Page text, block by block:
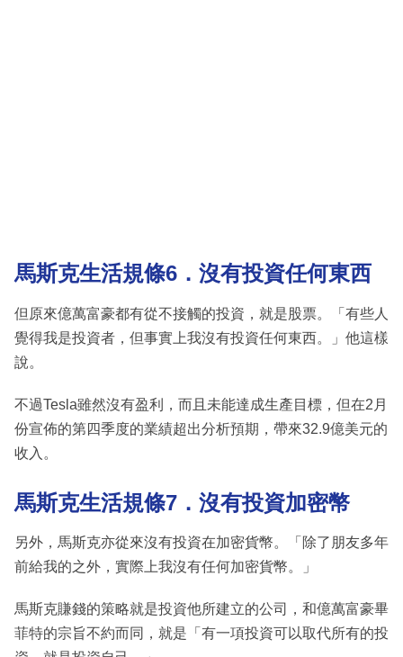
馬斯克生活規條6．沒有投資任何東西
但原來億萬富豪都有從不接觸的投資，就是股票。「有些人
覺得我是投資者，但事實上我沒有投資任何東西。」他這樣
說。
不過Tesla雖然沒有盈利，而且未能達成生產目標，但在2月
份宣佈的第四季度的業績超出分析預期，帶來32.9億美元的
收入。
馬斯克生活規條7．沒有投資加密幣
另外，馬斯克亦從來沒有投資在加密貨幣。「除了朋友多年
前給我的之外，實際上我沒有任何加密貨幣。」
馬斯克賺錢的策略就是投資他所建立的公司，和億萬富豪畢
菲特的宗旨不約而同，就是「有一項投資可以取代所有的投